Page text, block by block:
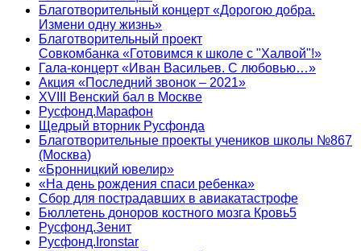
Благотворительный концерт «Дорогою добра.
Измени одну жизнь»
Благотворительный проект
Совкомбанка «Готовимся к школе с "Халвой"!»
Гала-концерт «Иван Васильев. С любовью…»
Акция «Последний звонок – 2021»
XVIII Венский бал в Москве
Русфонд.Марафон
Щедрый вторник Русфонда
Благотворительные проекты учеников школы №867
(Москва)
«Бронницкий ювелир»
«На день рождения спаси ребенка»
Сбор для пострадавших в авиакатастрофе
Бюллетень доноров костного мозга Кровь5
Русфонд.Зенит
Русфонд.Ironstar